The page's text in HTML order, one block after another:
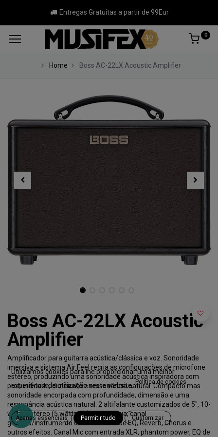
Entregas Gratuitas a partir de 99Eur
0
Home Boss AC-22LX Acoustic Amplifier
Boss AC-22LX Acoustic
Amplifier
Amplificador para guitarra acústica/clássica e voz. Sonoridade
imersiva e sistema Air Feel recria as configurações de microfone
estéreo, produzindo uma sonoridade acústica inspiradora com
profundidade, dimensão e ressonância natural. Compacto mas
sonoridade encorpada com profundidade, dimensão e uma
ressonância acústica natural. 2 altifalante customizados de 5", 10-
watts estéreo (5 watts x 2) de potência, canal
guitarra/instrumento com 3 bandas de EQ, Reverb, Chorus e
outros efeitos. Canal Mic com entrada XLR, phantom power, EQ de
Utilizamos cookies para lhe proporcionar uma melhor
experiência de utilização neste website. Política de cookies
Apenas essenciais Permitir tudo Customizar